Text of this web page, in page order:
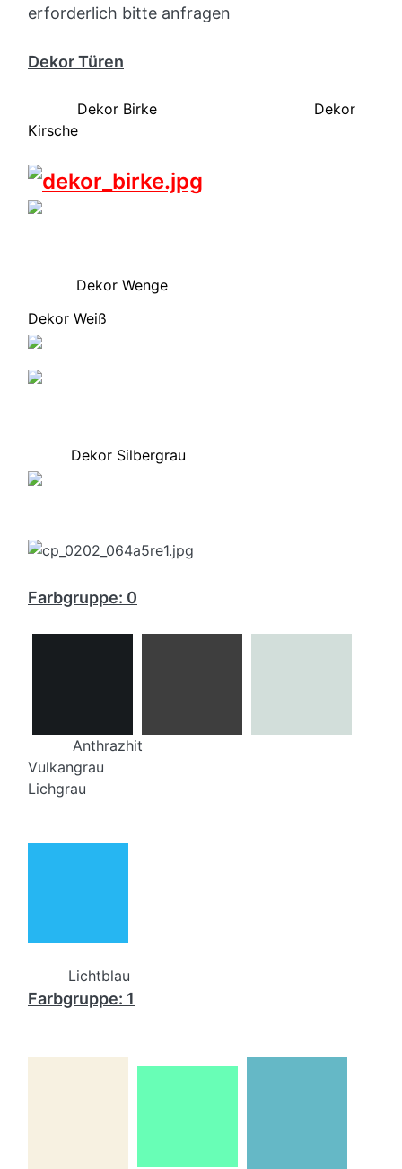
erforderlich bitte anfragen
Dekor Türen
Dekor Birke Dekor
Kirsche
Dekor Wenge
Dekor Weiß
Dekor Silbergrau
Farbgruppe: 0
Anthrazhit
Vulkangrau
Lichgrau
Lichtblau
Farbgruppe: 1